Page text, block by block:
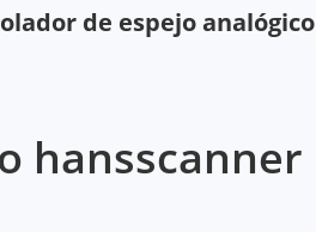
de espejo analógico
hansscanner